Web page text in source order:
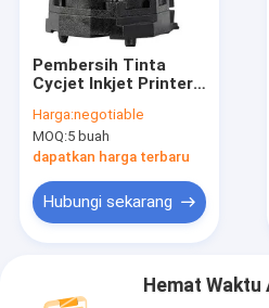
Pembersih Tinta
Cycjet Inkjet Printer
Stempel Tangan
Kecil
Harga:negotiable
MOQ:5 buah
dapatkan harga terbaru
Hubungi sekarang
Hemat Waktu